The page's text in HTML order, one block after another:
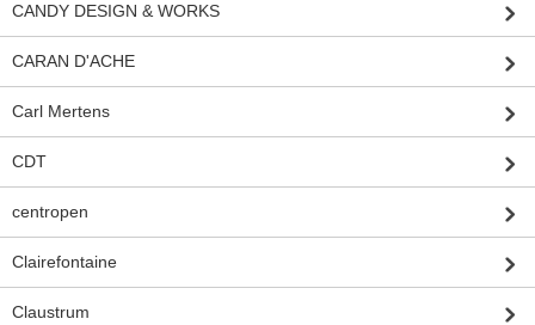
CANDY DESIGN & WORKS
CARAN D'ACHE
Carl Mertens
CDT
centropen
Clairefontaine
Claustrum